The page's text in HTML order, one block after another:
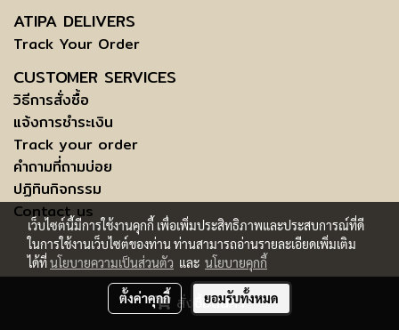
สั่งซื้อสินค้า
ATIPA DELIVERS
Track Your Order
CUSTOMER SERVICES
วิธีการสั่งซื้อ
แจ้งการชำระเงิน
Track your order
คำถามที่ถามบ่อย
ปฏิทินกิจกรรม
Contact us
COPYRIGHT © 2015 ATIPABANGKOK.COM - ALL RIGHTS RESERVED.
TERMS AND CONDITIONS OF USE | INFORMATION TO DATA
เว็บไซต์นี้มีการใช้งานคุกกี้ เพื่อเพิ่มประสิทธิภาพและประสบการณ์ที่ดี
ในการใช้งานเว็บไซต์ของท่าน ท่านสามารถอ่านรายละเอียดเพิ่มเติม
ได้ที่นโยบายความเป็นส่วนตัว และ นโยบายคุกกี้
ตั้งค่าคุกกี้ ยอมรับทั้งหมด